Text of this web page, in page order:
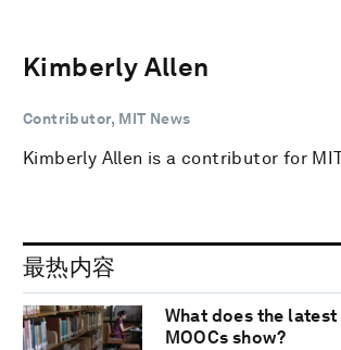
Kimberly Allen
Contributor, MIT News
Kimberly Allen is a contributor for
最热内容
What does the
MOOCs show?